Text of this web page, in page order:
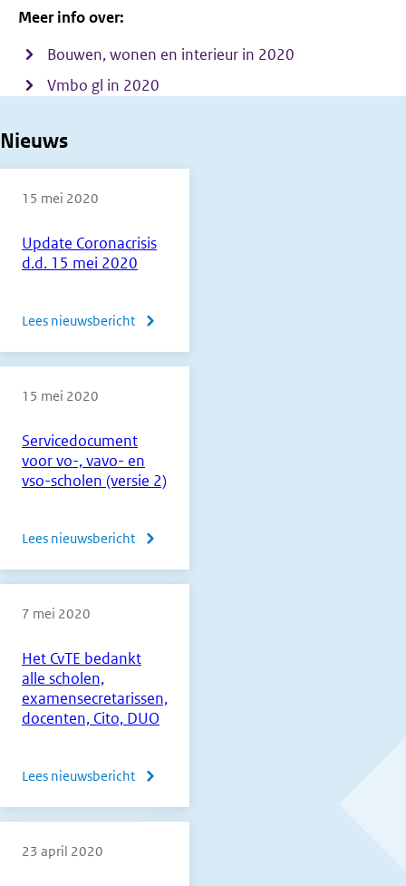
Meer info over:
Bouwen, wonen en interieur in 2020
Vmbo gl in 2020
Nieuws
Update Coronacrisis
d.d. 15 mei 2020
15 mei 2020
Lees nieuwsbericht
over
Coronacrisis
2020
Servicedocument
voor vo-, vavo- en
vso-scholen (versie 2)
15 mei 2020
Lees nieuwsbericht
over
voor
en
scholen
2)
Het CvTE bedankt
alle scholen,
examensecretarissen,
docenten, Cito, DUO
7 mei 2020
Lees nieuwsbericht
over
CvTE
23 april 2020